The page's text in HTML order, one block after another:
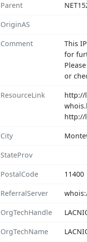
Parent
OriginAS
Comment
This
for
or
ResourceLink
http://
http://
City
StateProv
PostalCode 11400
ReferralServer
OrgTechHandle
OrgTechName